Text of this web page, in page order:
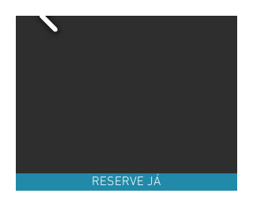
RESERVE JÁ